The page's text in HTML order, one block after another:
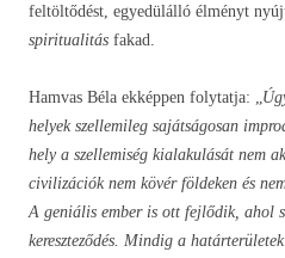
feltöltődést, egyedülálló élményt
spiritualitás fakad.
Hamvas Béla ekképpen folytatja: „
helyek szellemileg sajátságosan
hely a szellemiség kialakulását nem
civilizációk nem kövér földeken és
A geniális ember is ott fejlődik, ahol
kereszteződés. Mindig a